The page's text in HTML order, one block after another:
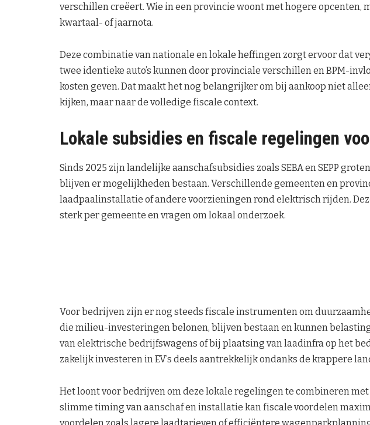
verschillen creëert. Wie in een provincie woont met hogere opcenten,
kwartaal- of jaarnota.
Deze combinatie van nationale en lokale heffingen zorgt ervoor dat
twee identieke auto’s kunnen door provinciale verschillen en BPM-
kosten geven. Dat maakt het nog belangrijker om bij aankoop niet
kijken, maar naar de volledige fiscale context.
Lokale subsidies en fiscale regelingen
Sinds 2025 zijn landelijke aanschafsubsidies zoals SEBA en SEPP
blijven er mogelijkheden bestaan. Verschillende gemeenten en
laadpaalinstallatie of andere voorzieningen rond elektrisch rijden.
sterk per gemeente en vragen om lokaal onderzoek.
Voor bedrijven zijn er nog steeds fiscale instrumenten om
die milieu-investeringen belonen, blijven bestaan en kunnen
van elektrische bedrijfswagens of bij plaatsing van laadinfra op het
zakelijk investeren in EV’s deels aantrekkelijk ondanks de krappere
Het loont voor bedrijven om deze lokale regelingen te combineren
slimme timing van aanschaf en installatie kan fiscale voordelen